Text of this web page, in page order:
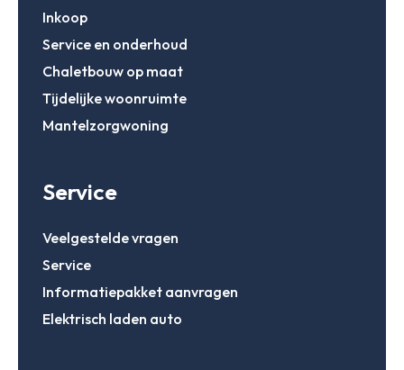
Inkoop
Service en onderhoud
Chaletbouw op maat
Tijdelijke woonruimte
Mantelzorgwoning
Service
Veelgestelde vragen
Service
Informatiepakket aanvragen
Elektrisch laden auto